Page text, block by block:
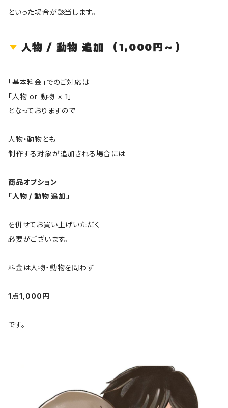
といった場合が該当します。
人物 / 動物 追加 （1,000円～）
「基本料金」でのご対応は
「人物 or 動物 × 1」
となっておりますので
人物・動物とも
制作する対象が追加される場合には
商品オプション
「人物 / 動物 追加」
を併せてお買い上げいただく
必要がございます。
料金は人物・動物を問わず
1点1,000円
です。